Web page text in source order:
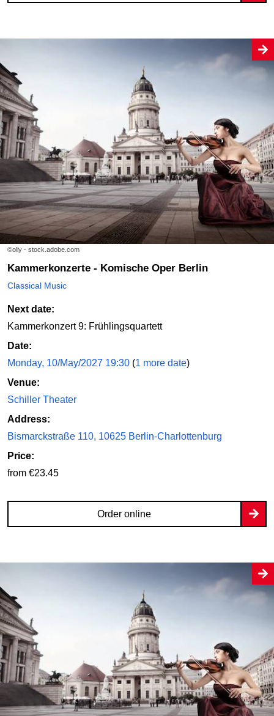
©olly - stock.adobe.com
Kammerkonzerte - Komische Oper Berlin
Classical Music
Next date:
Kammerkonzert 9: Frühlingsquartett
Date:
Monday, 10/May/2027 19:30 (1 more date)
Venue:
Schiller Theater
Address:
Bismarckstraße 110, 10625 Berlin-Charlottenburg
Price:
from €23.45
Order online